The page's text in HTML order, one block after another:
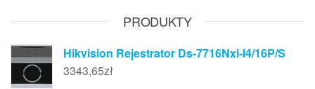
PRODUKTY
Hikvision Rejestrator Ds-7716Nxi-I4/16P/S
3343,65zł